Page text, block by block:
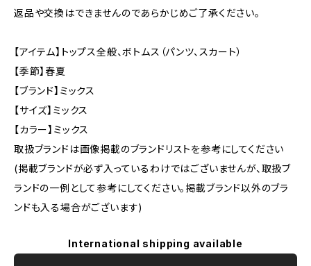
返品や交換はできませんのであらかじめご了承ください。
【アイテム】トップス全般、ボトムス（パンツ、スカート）
【季節】春夏
【ブランド】ミックス
【サイズ】ミックス
【カラー】ミックス
取扱ブランドは画像掲載のブランドリストを参考にしてください
(掲載ブランドが必ず入っているわけではございませんが、取扱ブ
ランドの一例として参考にしてください。掲載ブランド以外のブラ
ンドも入る場合がございます)
International shipping available